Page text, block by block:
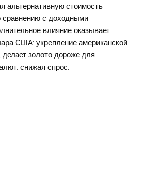
альтернативную стоимость
сравнению с доходными
влияние оказывает
США: укрепление американской
золото дороже для
снижая спрос.